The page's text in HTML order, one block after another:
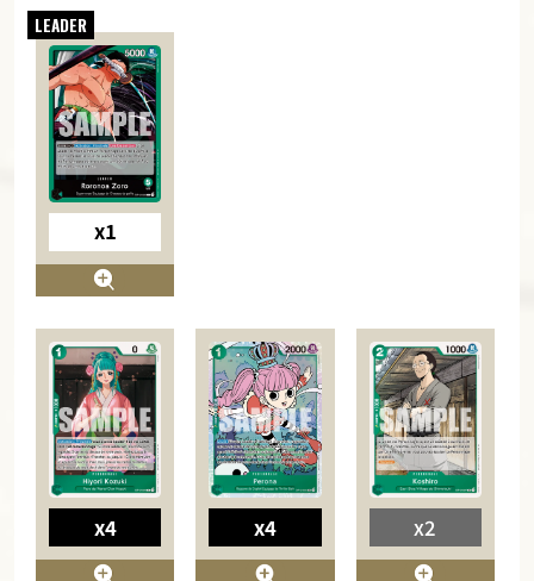
x1
x4 x4 x2